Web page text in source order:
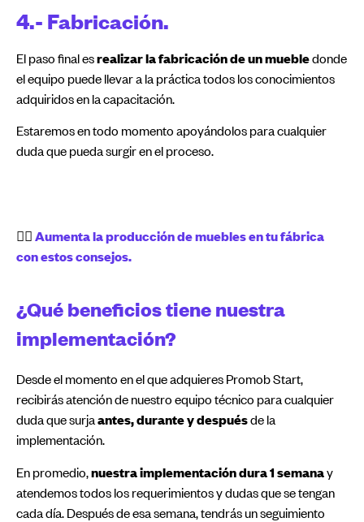
4.- Fabricación.
El paso final esrealizar la fabricación de un muebledonde
el equipo puede llevar a la práctica todos los conocimientos
adquiridos en la capacitación.
Estaremos en todo momento apoyándolos para cualquier
duda que pueda surgir en el proceso.
👉🏻 Aumenta la producción de muebles en tu fábrica
con estos consejos.
¿Qué beneficios tiene nuestra
implementación?
Desde el momento en el que adquieres Promob Start,
recibirás atención de nuestro equipo técnico para cualquier
duda que surjaantes, durante y despuésde la
implementación.
En promedio,nuestra implementación dura 1 semanay
atendemos todos los requerimientos y dudas que se tengan
cada día. Después de esa semana, tendrás un seguimiento